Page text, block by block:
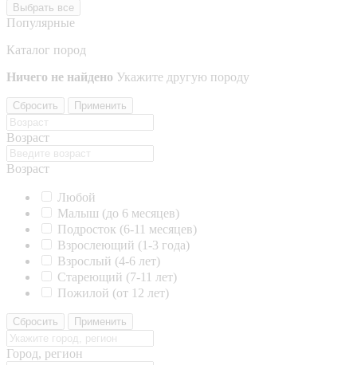
Выбрать все
Популярные
Каталог пород
Ничего не найдено Укажите другую породу
Сбросить Применить
Возраст
Возраст
Любой
Малыш (до 6 месяцев)
Подросток (6-11 месяцев)
Взрослеющий (1-3 года)
Взрослый (4-6 лет)
Стареющий (7-11 лет)
Пожилой (от 12 лет)
Сбросить Применить
Город, регион